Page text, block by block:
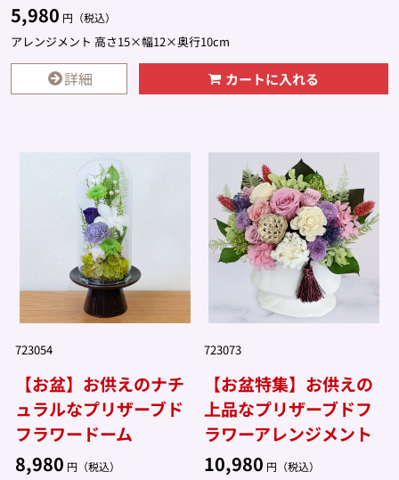
5,980 円（税込）
アレンジメント 高さ15×幅12×奥行10cm
詳細 カートに入れる
723054
【お盆】お供えのナチ
ュラルなプリザーブド
フラワードーム
8,980 円（税込）
723073
【お盆特集】お供えの
上品なプリザーブドフ
ラワーアレンジメント
10,980 円（税込）